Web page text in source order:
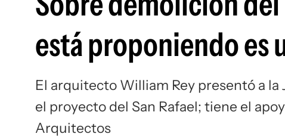
está proponiendo es
El arquitecto William Rey presentó a
el proyecto del San Rafael; tiene el
Arquitectos